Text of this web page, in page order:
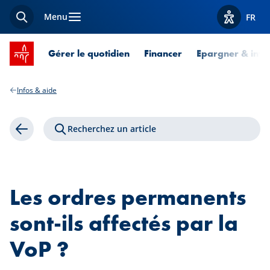
Recherche
Menu Afficher
FR
Accueil SPUERKEESS
Gérer le quotidien Financer Epargner &
Infos & aide
Retour Recherchez un article
Les ordres permanents
sont-ils affectés par la
VoP ?